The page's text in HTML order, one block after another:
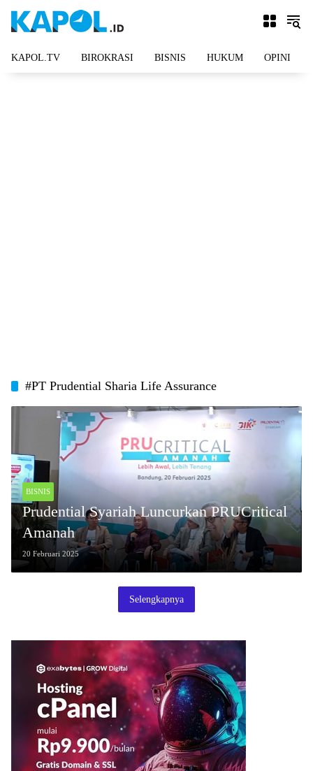
KAPOL.TV BIROKRASI BISNIS HUKUM OPINI
#PT Prudential Sharia Life Assurance
BISNIS
Prudential Syariah Luncurkan PRUCritical
Amanah
20 Februari 2025
Selengkapnya